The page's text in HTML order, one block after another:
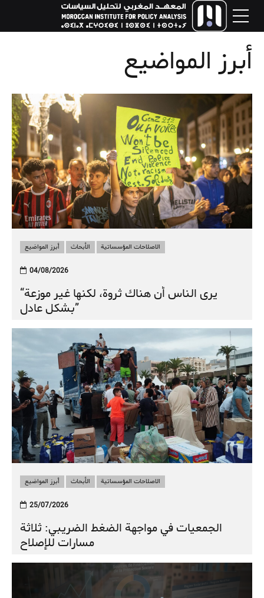
أبرز المواضيع
أبرز المواضيع الأبحاث الاصلاحات المؤسساتية
04/08/2026
“يرى الناس أن هناك ثروة، لكنها غير موزعة
بشكل عادل”
أبرز المواضيع الأبحاث الاصلاحات المؤسساتية
25/07/2026
الجمعيات في مواجهة الضغط الضريبي: ثلاثة
مسارات للإصلاح